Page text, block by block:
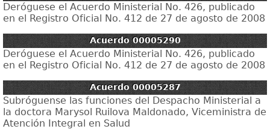
Deróguese el Acuerdo Ministerial No. 426, publicado
en el Registro Oficial No. 412 de 27 de agosto de 2008
Acuerdo 00005290
Deróguese el Acuerdo Ministerial No. 426, publicado
en el Registro Oficial No. 412 de 27 de agosto de 2008
Acuerdo 00005287
Subróguense las funciones del Despacho Ministerial a
la doctora Marysol Ruilova Maldonado, Viceministra de
Atención Integral en Salud